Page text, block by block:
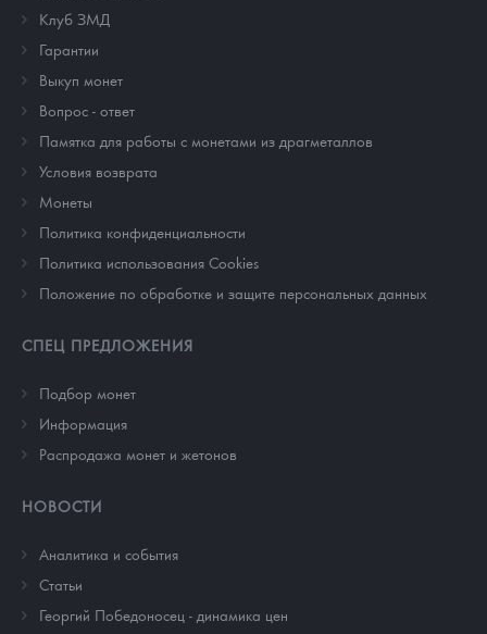
Клуб ЗМД
Гарантии
Выкуп монет
Вопрос - ответ
Памятка для работы с монетами из драгметаллов
Условия возврата
Монеты
Политика конфиденциальности
Политика использования Cookies
Положение по обработке и защите персональных данных
СПЕЦ ПРЕДЛОЖЕНИЯ
Подбор монет
Информация
Распродажа монет и жетонов
НОВОСТИ
Аналитика и события
Cтатьи
Георгий Победоносец - динамика цен